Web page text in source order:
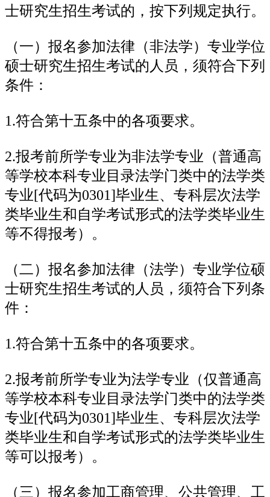
士研究生招生考试的，按下列规定执行。
（一）报名参加法律（非法学）专业学位
硕士研究生招生考试的人员，须符合下列
条件：
1.符合第十五条中的各项要求。
2.报考前所学专业为非法学专业（普通高
等学校本科专业目录法学门类中的法学类
专业[代码为0301]毕业生、专科层次法学
类毕业生和自学考试形式的法学类毕业生
等不得报考）。
（二）报名参加法律（法学）专业学位硕
士研究生招生考试的人员，须符合下列条
件：
1.符合第十五条中的各项要求。
2.报考前所学专业为法学专业（仅普通高
等学校本科专业目录法学门类中的法学类
专业[代码为0301]毕业生、专科层次法学
类毕业生和自学考试形式的法学类毕业生
等可以报考）。
（三）报名参加工商管理、公共管理、工